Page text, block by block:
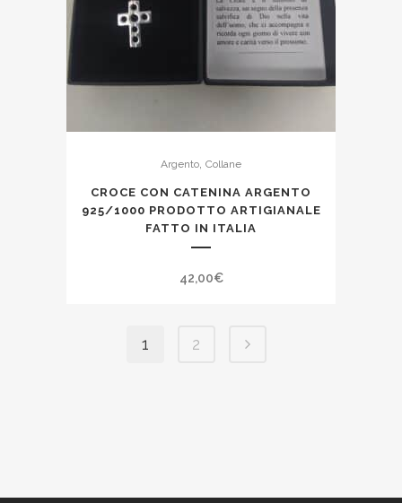
Argento Collane
CROCE CON CATENINA ARGENTO
925/1000 PRODOTTO ARTIGIANALE
FATTO IN ITALIA
42,00€
1 2